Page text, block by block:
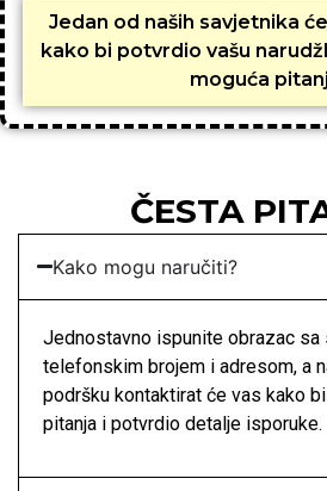
Jedan od naših savjetnika
kako bi potvrdio vašu
moguća
ČESTA
Kako mogu naručiti?
Jednostavno ispunite obrazac sa
telefonskim brojem i adresom, a
podršku kontaktirat će vas kako
pitanja i potvrdio detalje isporuke.